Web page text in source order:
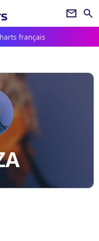
newsletter search
français